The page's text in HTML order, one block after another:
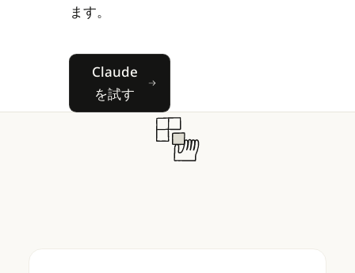
ます。
Claude
を試す
Claudeを試す